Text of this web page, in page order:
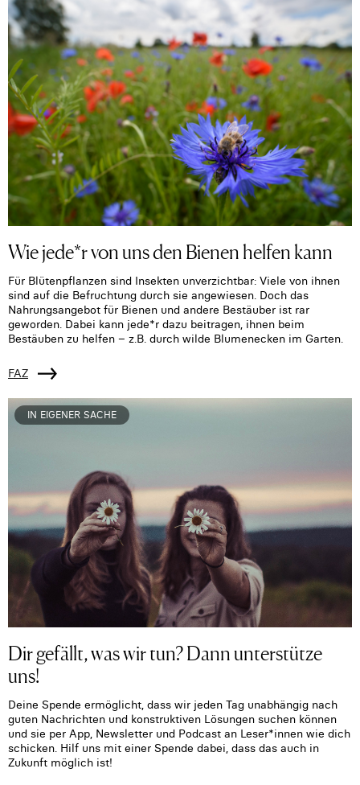
Wie jede*r von uns den Bienen helfen kann
Für Blütenpflanzen sind Insekten unverzichtbar: Viele von ihnen
sind auf die Befruchtung durch sie angewiesen. Doch das
Nahrungsangebot für Bienen und andere Bestäuber ist rar
geworden. Dabei kann jede*r dazu beitragen, ihnen beim
Bestäuben zu helfen – z.B. durch wilde Blumenecken im Garten.
FAZ
IN EIGENER SACHE
Dir gefällt, was wir tun? Dann unterstütze
uns!
Deine Spende ermöglicht, dass wir jeden Tag unabhängig nach
guten Nachrichten und konstruktiven Lösungen suchen können
und sie per App, Newsletter und Podcast an Leser*innen wie dich
schicken. Hilf uns mit einer Spende dabei, dass das auch in
Zukunft möglich ist!